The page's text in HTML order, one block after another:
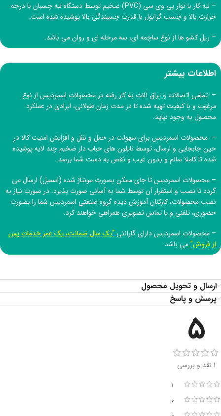
– لبه کار با نوار پی وی سی (PVC) ضخیم توسط دستگاه لبه چسبان با درجه
حرارت بالا و چسب گرانول با قدرت چسبندگی بالا پوشیده شده است.
– ریل کشو ها از نوع ساچمه ای، سه مرحله ای و روان می باشد.
اطلاعات بیشتر
– تمامی اتصالات و یراق آلات به کار رفته در محصولات اسمردیس از نوع
مرغوب و با کیفیت تهیه شده تا در مدت زمان طولانی، ایرادی در عملکرد
محصول به وجود نیاید.
– محصولات اسمردیس برای سهولت در حمل و نقل و افزایش امنیت کالا در
حین جابجایی و ارسال، توسط نایلون های حباب دار ضخیم چند لایه پوشیده
شده تا کاملا سالم و بدون عیب و نقص به دست شما برسد.
– محصولات اسمردیس تا جای ممکن بصورت مونتاژ شده (اسمبل) ارسال می
گردد تا نصب و استقرار آن توسط شما به آسانی صورت پذیرد. در صورت نیاز به
نصب محصولات، کارکنان آموزش دیدهگروه صنعتی اسمردیس شما را بصورت
حضوری، تلفنی و یا تماس تصویری همراهی خواهند کرد.
– محصولات اسمردیس دارای گارانتی “یک سال ضمانت، یک عمر خدمات پس
از فروش”می باشد.
ارسال و تحویل محصول
پرسش و پاسخ
5
1 نقد و بررسی
1
0